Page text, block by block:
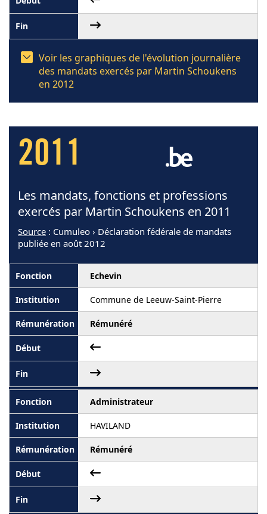
Voir les graphiques de l'évolution journalière
des mandats exercés par Martin Schoukens
en 2012
2011
Les mandats, fonctions et professions
exercés par Martin Schoukens en 2011
Source : Cumuleo › Déclaration fédérale de mandats
publiée en août 2012
Echevin
Commune de Leeuw-Saint-Pierre
Rémunéré
Administrateur
HAVILAND
Rémunéré